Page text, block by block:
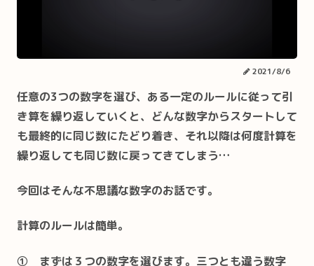
2021/8/6
任意の3つの数字を選び、ある一定のルールに従って引
き算を繰り返していくと、どんな数字からスタートして
も最終的に同じ数にたどり着き、それ以降は何度計算を
繰り返しても同じ数に戻ってきてしまう…
今回はそんな不思議な数字のお話です。
計算のルールは簡単。
① まずは３つの数字を選びます。三つとも違う数字